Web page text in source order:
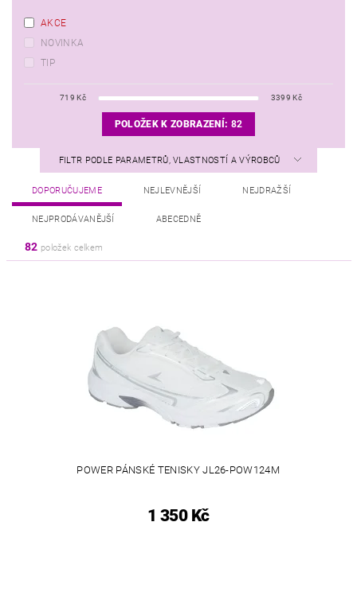
AKCE
NOVINKA
TIP
719 Kč 3399 Kč
POLOŽEK K ZOBRAZENÍ: 82
FILTR PODLE PARAMETRŮ, VLASTNOSTÍ A VÝROBCŮ
DOPORUČUJEME NEJLEVNĚJŠÍ NEJDRAŽŠÍ
NEJPRODÁVANĚJŠÍ ABECEDNĚ
82 položek celkem
POWER PÁNSKÉ TENISKY JL26-POW124M
1 350 Kč